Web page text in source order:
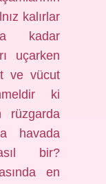
kalırlar
kadar
uçarken
ve vücut
ki
rüzgarda
havada
bir?
en